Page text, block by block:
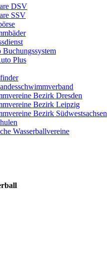
DSV
SSV
Buchungssystem
Plus
Bezirk Dresden
Bezirk Leipzig
Bezirk Südwestsachsen
Wasserballvereine